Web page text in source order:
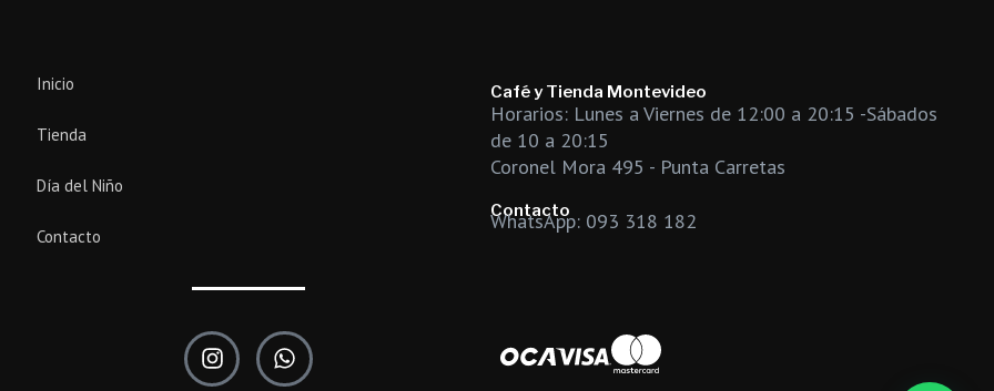
Inicio
Tienda
Día del Niño
Contacto
Café y Tienda Montevideo
Horarios: Lunes a Viernes de 12:00 a 20:15 -Sábados
de 10 a 20:15
Coronel Mora 495 - Punta Carretas
Contacto
WhatsApp: 093 318 182
I
n
W
h